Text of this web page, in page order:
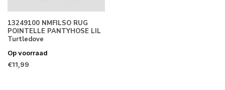
13249100 NMFILSO RUG
POINTELLE PANTYHOSE LIL
Turtledove
Op voorraad
€11,99